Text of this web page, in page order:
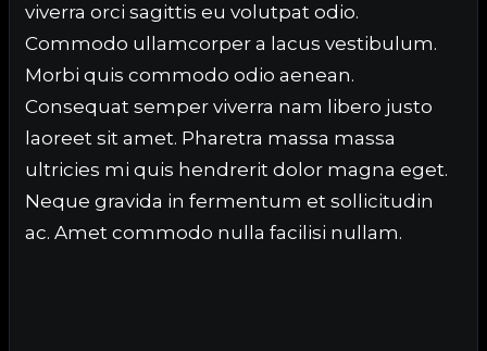
viverra orci sagittis eu volutpat odio.
Commodo ullamcorper a lacus vestibulum.
Morbi quis commodo odio aenean.
Consequat semper viverra nam libero justo
laoreet sit amet. Pharetra massa massa
ultricies mi quis hendrerit dolor magna eget.
Neque gravida in fermentum et sollicitudin
ac. Amet commodo nulla facilisi nullam.